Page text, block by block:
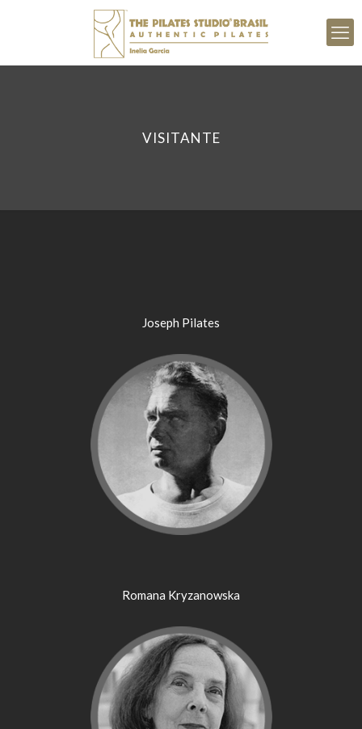
VISITANTE
Joseph Pilates
Romana Kryzanowska